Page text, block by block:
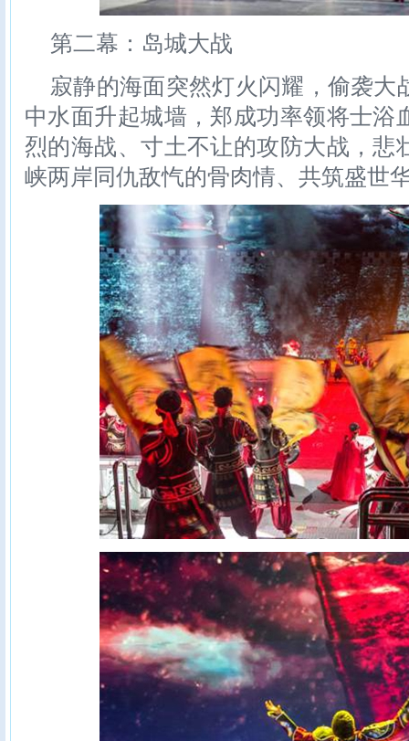
第二幕：岛城大战
寂静的海面突然灯火闪耀，偷袭大
中水面升起城墙，郑成功率领将士浴
烈的海战、寸土不让的攻防大战，悲
峡两岸同仇敌忾的骨肉情、共筑盛世